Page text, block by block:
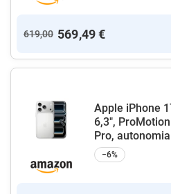
619,00 569,49 €
Apple iPhone
6,3",
Pro,
−6%